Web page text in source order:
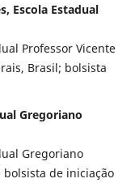
Escola Estadual
Professor Vicente
Brasil; bolsista
Gregoriano
Gregoriano
bolsista de iniciação